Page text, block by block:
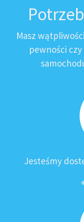
Masz
pewności
Jesteśmy